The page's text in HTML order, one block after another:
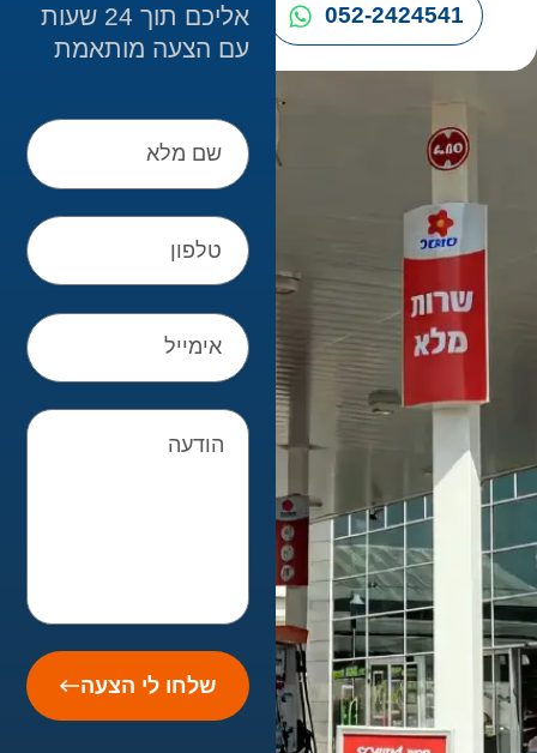
052-2424541
אליכם תוך 24 שעות
עם הצעה מותאמת
שם
מלא
טלפון
אימייל
הודעה
שלחו לי הצעה